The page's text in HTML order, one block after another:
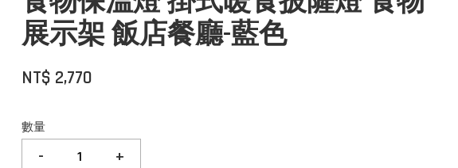
展示架 飯店餐廳-藍色
NT$ 2,770
數量
- +